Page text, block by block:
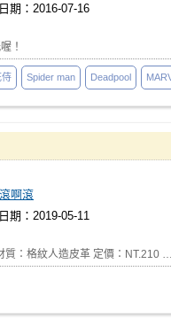
期：2016-07-16
！
侍 Spider man Deadpool
啊滾
期：2019-05-11
質：格紋人造皮革 定價：NT.210 …